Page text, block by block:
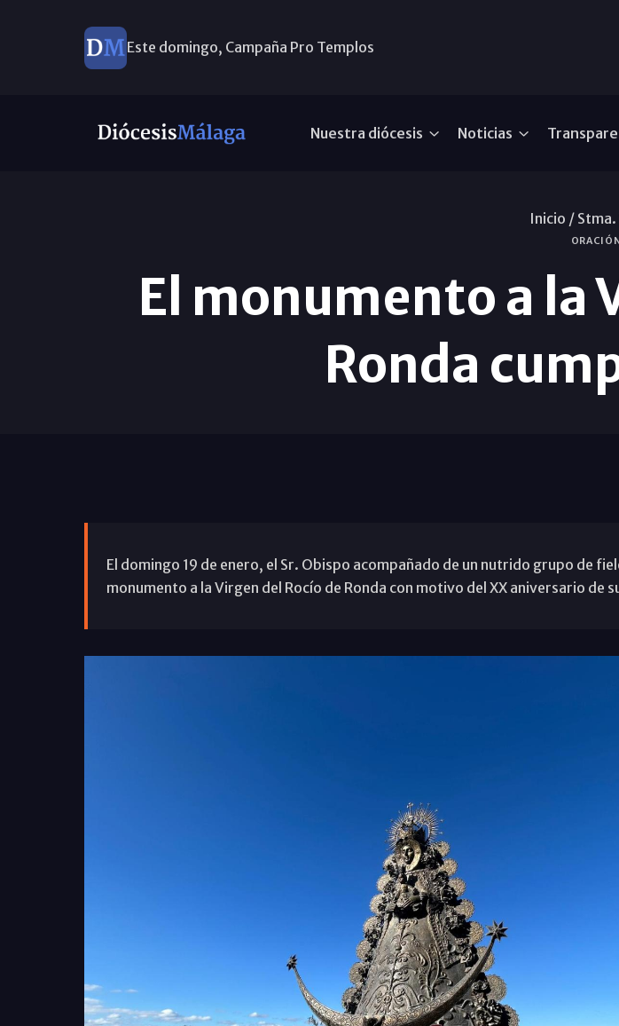
Este domingo, Campaña Pro Templos
Nuestra diócesis Noticias
Inicio /
El monumento a la
Ronda
El domingo 19 de enero, el Sr. Obispo acompañado de un nutrido grupo de
monumento a la Virgen del Rocío de Ronda con motivo del XX aniversario de